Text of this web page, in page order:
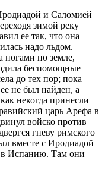
и Саломией
зимой реку
ее так, что она
надо льдом.
ногами по земле,
беспомощные
до тех пор; пока
не был найден, а
некогда принесли
царь Арефа в
войско против
гневу римского
вместе с Иродиадой
в Испанию. Там они